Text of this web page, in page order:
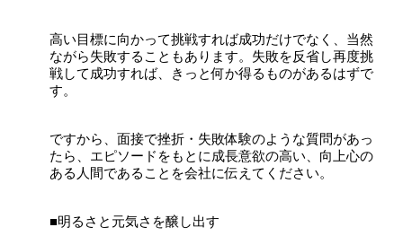
高い目標に向かって挑戦すれば成功だけでなく、当然
ながら失敗することもあります。失敗を反省し再度挑
戦して成功すれば、きっと何か得るものがあるはずで
す。
ですから、面接で挫折・失敗体験のような質問があっ
たら、エピソードをもとに成長意欲の高い、向上心の
ある人間であることを会社に伝えてください。
■明るさと元気さを醸し出す